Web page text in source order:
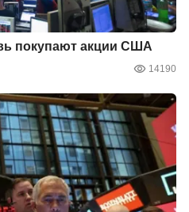
покупают акции США
14190